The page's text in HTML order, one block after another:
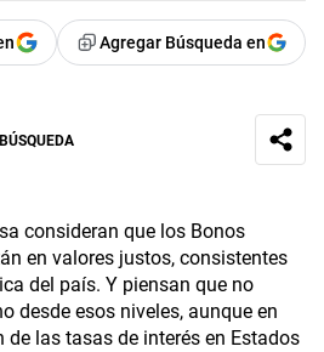
Agregar Búsqueda en
consideran que los Bonos
en valores justos, consistentes
del país. Y piensan que no
desde esos niveles, aunque en
las tasas de interés en Estados